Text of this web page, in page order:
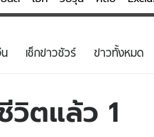
บันเทิง
เช็กข่าวชัวร์ ข่าวทั้งหมด
วิตแล้ว 1